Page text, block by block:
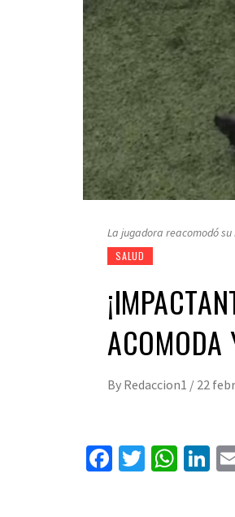
La jugadora reacomodó
SALUD
ACOMODA
By Redaccion1 / 22
Facebook
Twitter